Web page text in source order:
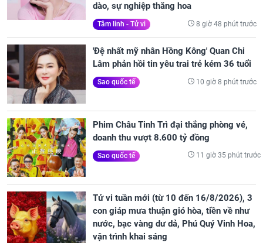
dào, sự nghiệp thăng hoa
Tâm linh - Tử vi 8 giờ 48 phút trước
'Đệ nhất mỹ nhân Hồng Kông' Quan Chi
Lâm phản hồi tin yêu trai trẻ kém 36 tuổi
Sao quốc tế 10 giờ 8 phút trước
Phim Châu Tinh Trì đại thắng phòng vé,
doanh thu vượt 8.600 tỷ đồng
Sao quốc tế 11 giờ 35 phút trước
Tử vi tuần mới (từ 10 đến 16/8/2026), 3
con giáp mưa thuận gió hòa, tiền về như
nước, bạc vàng dư dả, Phú Quý Vinh Hoa,
vận trình khai sáng